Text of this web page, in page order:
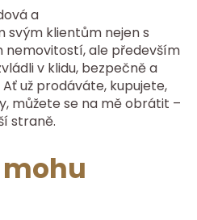
a
svým klientům nejen s
nemovitostí, ale především
v klidu, bezpečně a
už prodáváte, kupujete,
můžete se na mě obrátit –
straně.